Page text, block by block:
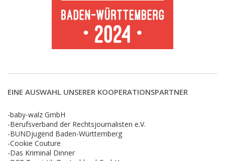
EINE AUSWAHL UNSERER KOOPERATIONSPARTNER
-baby-walz GmbH
-Berufsverband der Rechtsjournalisten e.V.
-BUNDjugend Baden-Württemberg
-Cookie Couture
-Das Kriminal Dinner